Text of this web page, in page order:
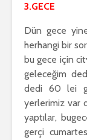
3.GECE
Dün gece
herhangi bir
bu gece için
geleceğim
dedi 60 lei
yerlerimiz var
yaptılar,
gerçi